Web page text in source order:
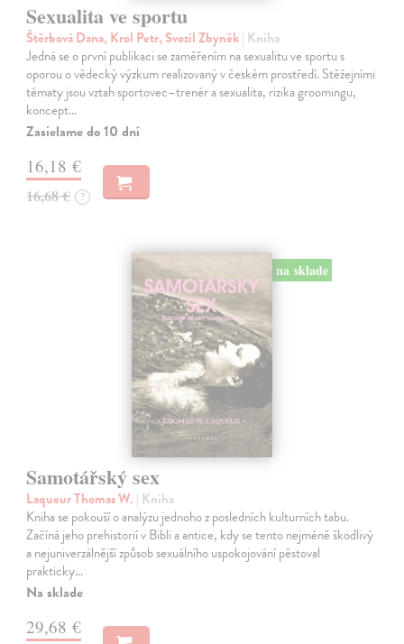
Sexualita ve sportu
Štěrbová Dana, Krol Petr, Svozil Zbyněk| Kniha
Jedná se o první publikaci se zaměřením na sexualitu ve sportu s
oporou o vědecký výzkum realizovaný v českém prostředí. Stěžejními
tématy jsou vztah sportovec–trenér a sexualita, rizika groomingu,
koncept…
Zasielame do 10 dní
16,18 €
16,68 € ?
na sklade
Samotářský sex
Laqueur Thomas W. | Kniha
Kniha se pokouší o analýzu jednoho z posledních kulturních tabu.
Začíná jeho prehistorií v Bibli a antice, kdy se tento nejméně škodlivý
a nejuniverzálnější způsob sexuálního uspokojování pěstoval
prakticky…
Na sklade
29,68 €